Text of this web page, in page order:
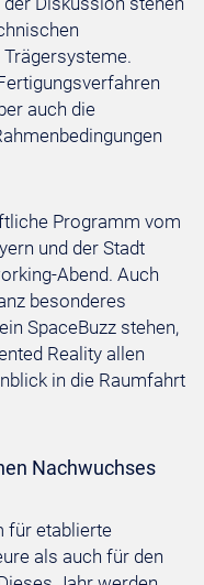
auch die
Programm vom
und der Stadt
Abend. Auch
besonderes
SpaceBuzz stehen,
Reality allen
in die Raumfahrt
Nachwuchses
für etablierte
als auch für den